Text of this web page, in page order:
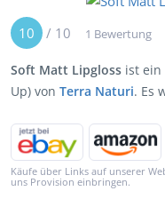
10 / 10 1 Bewertung
Soft Matt Lipgloss ist ein
Up) von Terra Naturi. Es
Käufe über Links auf unserer
uns Provision einbringen.